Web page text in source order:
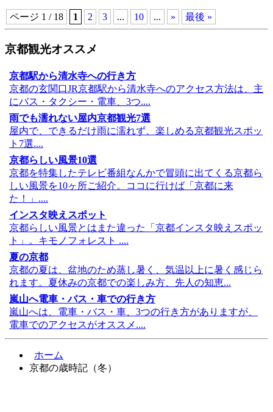
ページ 1 / 18 1 2 3 ... 10 ... » 最後 »
京都観光オススメ
京都駅から清水寺への行き方
京都の玄関口JR京都駅から清水寺へのアクセス方法は、主
にバス・タクシー・電車、3つ....
雨でも濡れない屋内京都観光7選
屋内で、できるだけ雨に濡れず、楽しめる京都観光スポッ
ト7選....
京都らしい風景10選
京都を特集したテレビ番組なんかで冒頭に出てくる京都ら
しい風景を10ヶ所ご紹介。ココに行けば「京都に来
た！」....
インスタ映えスポット
京都らしい風景とはまた違った「京都インスタ映えスポッ
ト」。キモノフォレスト ....
夏の京都
京都の夏は、盆地のため蒸し暑く、気温以上に暑く感じら
れます。夏休みの京都での楽しみ方、先人の知恵...
嵐山へ電車・バス・車での行き方
嵐山へは、電車・バス・車、3つの行き方がありますが、
電車でのアクセスがオススメ....
ホーム
京都の歳時記（冬）